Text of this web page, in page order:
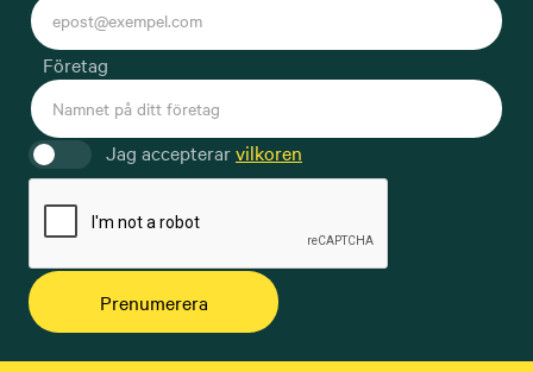
Företag
Jag accepterarvilkoren
Prenumerera